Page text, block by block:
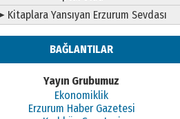
Kitaplara Yansıyan Erzurum Sevdası
BAĞLANTILAR
Yayın Grubumuz
Ekonomiklik
Erzurum Haber Gazetesi